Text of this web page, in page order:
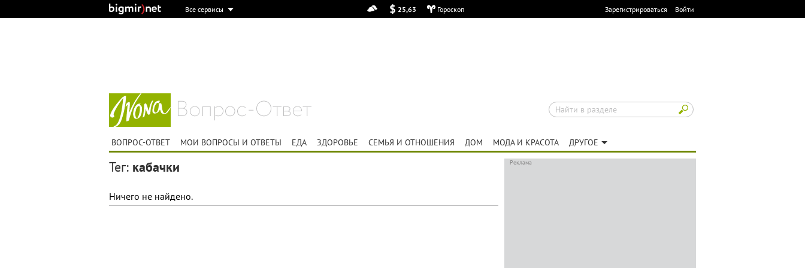
Закрыть
Все сервисы Зарегистрироваться Войти
25,63 Гороскоп
ВОПРОС-ОТВЕТ МОИ ВОПРОСЫ И ОТВЕТЫ ЕДА ЗДОРОВЬЕ СЕМЬЯ И ОТНОШЕНИЯ ДОМ МОДА И КРАСОТА ДРУГОЕ
Тег: кабачки
Ничего не найдено.
Реклама